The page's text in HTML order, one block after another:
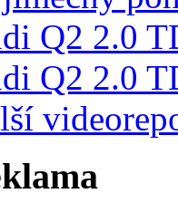
Q2 2.0